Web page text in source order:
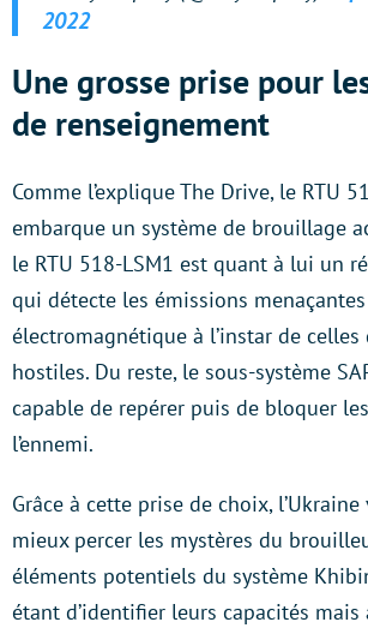
2022
Une grosse prise pour
de renseignement
Comme l’explique The Drive, le RTU
embarque un système de brouillage
le RTU 518-LSM1 est quant à lui un
qui détecte les émissions
électromagnétique à l’instar de celles
hostiles. Du reste, le sous-système
capable de repérer puis de bloquer
l’ennemi.
Grâce à cette prise de choix,
mieux percer les mystères du
éléments potentiels du système
étant d’identifier leurs capacités mais